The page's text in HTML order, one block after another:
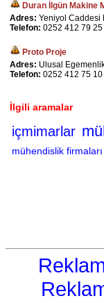
Duran İlgün Makine
Adres: Yeniyol Caddesi
Telefon: 0252 412 79 25
Proto Proje
Adres: Ulusal
Telefon: 0252 412 75 10
İlgili aramalar
içmimarlar
mühendislik firmaları